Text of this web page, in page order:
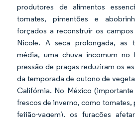
produtores de alimentos
tomates, pimentões e
forçados a reconstruir os
Nicole. A seca prolongada, as
média, uma chuva incomum
pressão de pragas reduziram os
da temporada de outono de
Califórnia. No México
frescos de inverno, como tomates,
feijão-vagem), os furacões